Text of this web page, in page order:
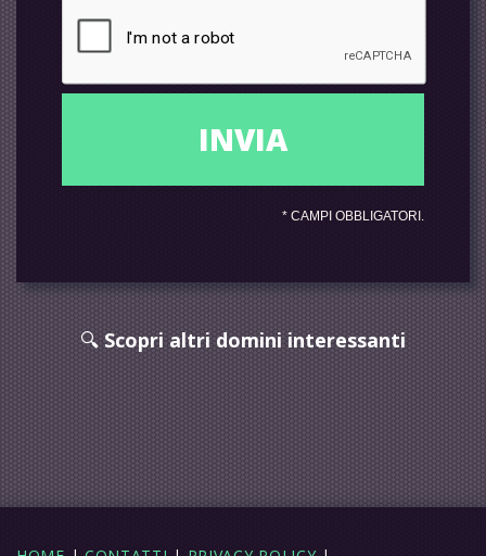
* CAMPI OBBLIGATORI.
🔍Scopri altri domini interessanti